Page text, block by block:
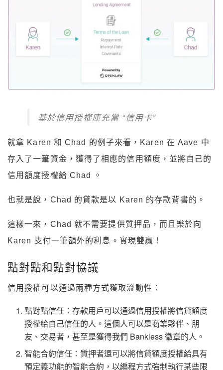
基於信用授權庫充當 “信用卡”
就拿 Karen 和 Chad 的例子來看，Karen 在 Aave 中
存入了一筆資金，獲得了相應的信用額度，並將自己的
信用額度授權給 Chad 。
也就是說，Chad 的貸款是以 Karen 的存款背書的。
這樣一來，Chad 就不需要提供質押品，而且樂於向
Karen 支付一筆額外的利息。實現雙贏！
點對點和點對協議
信用授權可以通過兩種方式獲取流動性：
點對點信任：存款用戶可以通過信用授權將信貸額度
授權給自己信任的人。這個人可以是商業夥伴、朋
友、交易者，甚至是獲得我們 Bankless 徽章的人。
智能合約信任：質押者還可以將信貸額度授權給具有
預定義功能的智能合約，以編程方式強制執行某些限